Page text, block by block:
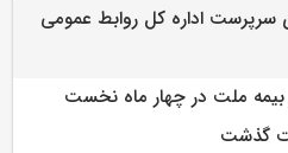
سرپرست اداره كل روابط عمومی
بیمه ملت در چهار ماه نخست